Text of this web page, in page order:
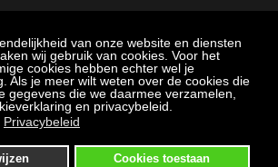
van onze website en diensten
wij gebruik van cookies. Voor het
cookies hebben echter wel je
Als je meer wilt weten over de cookies die
gegevens die we daarmee verzamelen,
en privacybeleid.
Privacybeleid
Cookies toestaan
DEUREN Service
Bestellen, betalen en bezorging
Herroepingsrecht
Algemene voorwaarden